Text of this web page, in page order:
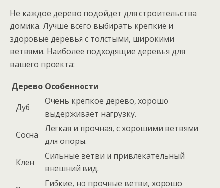
Не каждое дерево подойдет для строительства
домика. Лучше всего выбирать крепкие и
здоровые деревья с толстыми, широкими
ветвями. Наиболее подходящие деревья для
вашего проекта:
Дерево Особенности
Дуб
Очень крепкое дерево, хорошо
выдерживает нагрузку.
Сосна
Легкая и прочная, с хорошими ветвями
для опоры.
Клен
Сильные ветви и привлекательный
внешний вид.
Гибкие, но прочные ветви, хорошо